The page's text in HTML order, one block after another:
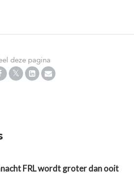
deze pagina
FRL wordt groter dan ooit